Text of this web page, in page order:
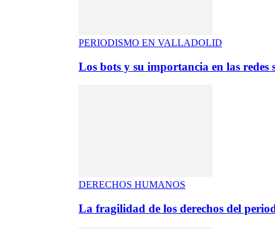
PERIODISMO EN VALLADOLID
Los bots y su importancia en las redes
DERECHOS HUMANOS
La fragilidad de los derechos del